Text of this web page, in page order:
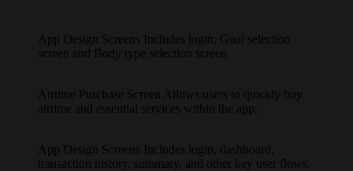
App Design Screens Includes login, Goal selection
screen and Body type selection screen
Airtime Purchase Screen Allows users to quickly buy
airtime and essential services within the app.
App Design Screens Includes login, dashboard,
transaction history, summary, and other key user flows.